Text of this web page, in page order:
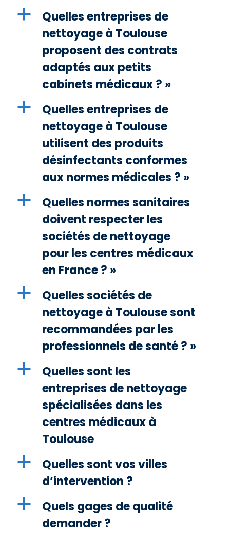
a
Quelles entreprises de
nettoyage à Toulouse
proposent des contrats
adaptés aux petits
cabinets médicaux ? »
a
Quelles entreprises de
nettoyage à Toulouse
utilisent des produits
désinfectants conformes
aux normes médicales ? »
a
Quelles normes sanitaires
doivent respecter les
sociétés de nettoyage
pour les centres médicaux
en France ? »
a
Quelles sociétés de
nettoyage à Toulouse sont
recommandées par les
professionnels de santé ? »
a
Quelles sont les
entreprises de nettoyage
spécialisées dans les
centres médicaux à
Toulouse
a
Quelles sont vos villes
d’intervention ?
a
Quels gages de qualité
demander ?